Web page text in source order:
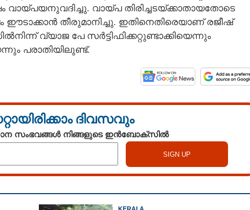
വായ്പയനുവദിച്ചു. വായ്പ തിരിച്ചടയ്ക്കാതായതോടെ
ഈടാക്കാൻ തീരുമാനിച്ചു. ഇതിനെതിരെയാണ് രജീഷ്
വ്യാജ പേ സർട്ടിഫിക്കറ്റുണ്ടാക്കിയെന്നും
പരാതിയിലുണ്ട്.
ദിവസവും
സംഭവങ്ങൾ നിങ്ങളുടെ ഇൻബോക്സിൽ